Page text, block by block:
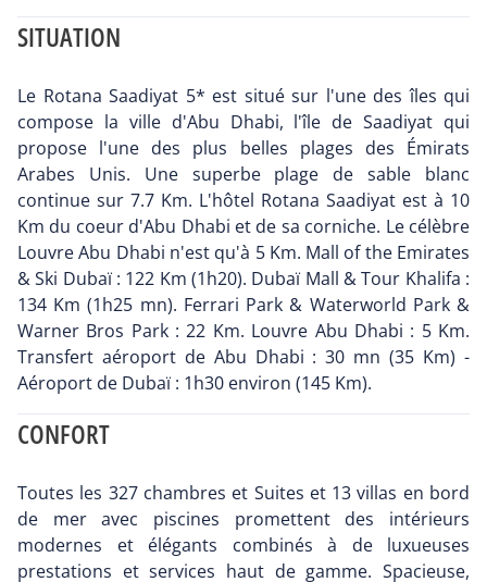
SITUATION
Le Rotana Saadiyat 5* est situé sur l'une des îles qui
compose la ville d'Abu Dhabi, l'île de Saadiyat qui
propose l'une des plus belles plages des Émirats
Arabes Unis. Une superbe plage de sable blanc
continue sur 7.7 Km. L'hôtel Rotana Saadiyat est à 10
Km du coeur d'Abu Dhabi et de sa corniche. Le célèbre
Louvre Abu Dhabi n'est qu'à 5 Km. Mall of the Emirates
& Ski Dubaï : 122 Km (1h20). Dubaï Mall & Tour Khalifa :
134 Km (1h25 mn). Ferrari Park & Waterworld Park &
Warner Bros Park : 22 Km. Louvre Abu Dhabi : 5 Km.
Transfert aéroport de Abu Dhabi : 30 mn (35 Km) -
Aéroport de Dubaï : 1h30 environ (145 Km).
CONFORT
Toutes les 327 chambres et Suites et 13 villas en bord
de mer avec piscines promettent des intérieurs
modernes et élégants combinés à de luxueuses
prestations et services haut de gamme. Spacieuse,